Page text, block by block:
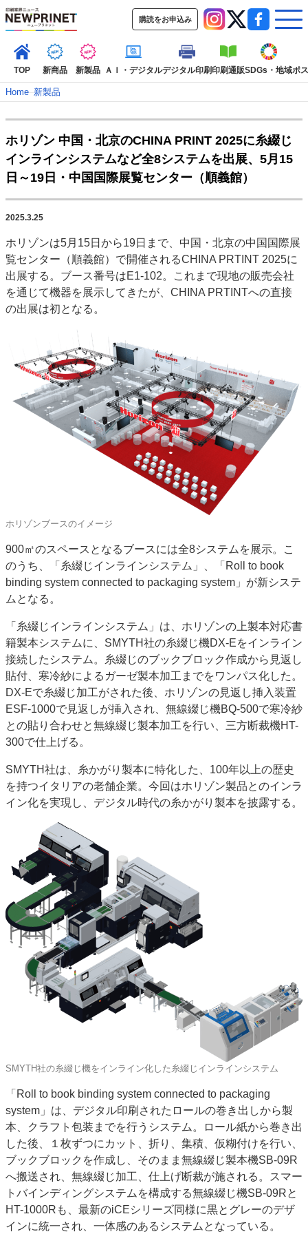
購読をお申込み
TOP 新商品 新製品 ＡＩ・デジタルデジタル印刷印刷通販SDGs・地域ポ
TOP
新着記事 特集記事
動画コンテンツ
インタビュー
コレクション
新商品
イベント 信用情報
市場・統計
人事・移転・異動・訃報
特集記事カテゴリー一覧
2022 見える化・MIS特集
JAPAN PACK 2023 特集
中古印刷機・製本機特集
特集・デジタル印刷 ～ 新成長軌道を描く
案内
発刊案内
JFPI印刷用語集 印刷機材年鑑
購読・購入申し込み
サイトポリシー
Home–新製品
ホリゾン 中国・北京のCHINA PRINT 2025に糸綴じ
インラインシステムなど全8システムを出展、5月15
日～19日・中国国際展覧センター（順義館）
2025.3.25
ホリゾンは5月15日から19日まで、中国・北京の中国国際展
覧センター（順義館）で開催されるCHINA PRTINT 2025に
出展する。ブース番号はE1-102。これまで現地の販売会社
を通じて機器を展示してきたが、CHINA PRTINTへの直接
の出展は初となる。
ホリゾンブースのイメージ
900㎡のスペースとなるブースには全8システムを展示。こ
のうち、「糸綴じインラインシステム」、「Roll to book
binding system connected to packaging system」が新システ
ムとなる。
「糸綴じインラインシステム」は、ホリゾンの上製本対応書
籍製本システムに、SMYTH社の糸綴じ機DX-Eをインライン
接続したシステム。糸綴じのブックブロック作成から見返し
貼付、寒冷紗によるガーゼ製本加工までをワンパス化した。
DX-Eで糸綴じ加工がされた後、ホリゾンの見返し挿入装置
ESF-1000で見返しが挿入され、無線綴じ機BQ-500で寒冷紗
との貼り合わせと無線綴じ製本加工を行い、三方断裁機HT-
300で仕上げる。
SMYTH社は、糸かがり製本に特化した、100年以上の歴史
を持つイタリアの老舗企業。今回はホリゾン製品とのインラ
イン化を実現し、デジタル時代の糸かがり製本を披露する。
SMYTH社の糸綴じ機をインライン化した糸綴じインラインシステム
「Roll to book binding system connected to packaging
system」は、デジタル印刷されたロールの巻き出しから製
本、クラフト包装までを行うシステム。ロール紙から巻き出
した後、１枚ずつにカット、折り、集積、仮糊付けを行い、
ブックブロックを作成し、そのまま無線綴じ製本機SB-09R
へ搬送され、無線綴じ加工、仕上げ断裁が施される。スマー
トバインディングシステムを構成する無線綴じ機SB-09Rと
HT-1000Rも、最新のiCEシリーズ同様に黒とグレーのデザ
インに統一され、一体感のあるシステムとなっている。